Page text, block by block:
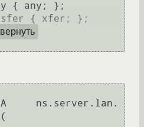
ns.server.lan.